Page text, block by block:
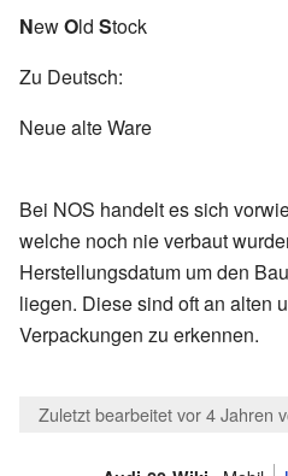
NewOld Stock
Zu Deutsch:
Neue alte Ware
Bei NOS handelt es sich
welche noch nie verbaut
Herstellungsdatum um den
liegen. Diese sind oft an alten
Verpackungen zu erkennen.
Zuletzt bearbeitet vor 4 Jahren